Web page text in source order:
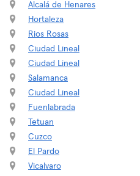
Alcalá de Henares
Hortaleza
Rios Rosas
Ciudad Lineal
Ciudad Lineal
Salamanca
Ciudad Lineal
Fuenlabrada
Tetuan
Cuzco
El Pardo
Vicalvaro